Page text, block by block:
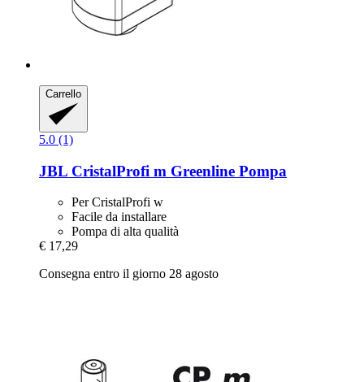
Carrello
5.0 (1)
JBL CristalProfi m Greenline Pompa
Per CristalProfi w
Facile da installare
Pompa di alta qualità
€ 17,29
Consegna entro il giorno 28 agosto